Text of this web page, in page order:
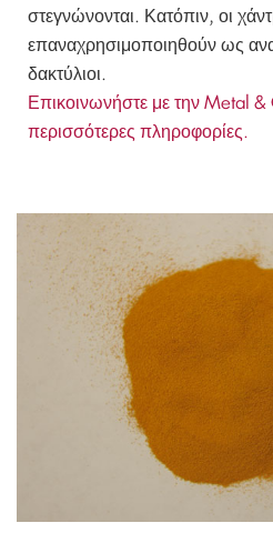
στεγνώνονται. Κατόπιν, οι
επαναχρησιμοποιηθούν ως
δακτύλιοι.
Επικοινωνήστε με την Metal &
περισσότερες πληροφορίες.